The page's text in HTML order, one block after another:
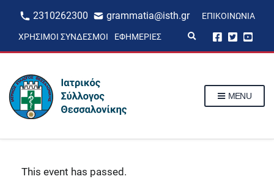
2310262300 grammatia@isth.gr ΕΠΙΚΟΙΝΩΝΊΑ
ΧΡΉΣΙΜΟΙ ΣΎΝΔΕΣΜΟΙ ΕΦΗΜΕΡΊΕΣ
p
MENU
This event has passed.